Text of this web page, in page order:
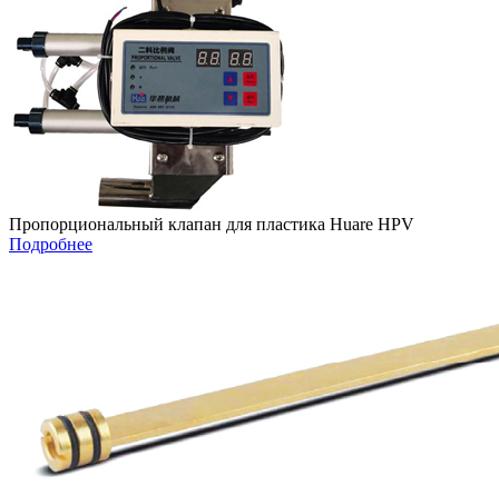
Пропорциональный клапан для пластика Huare HPV
Подробнее